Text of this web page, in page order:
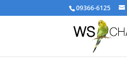
09366-6125